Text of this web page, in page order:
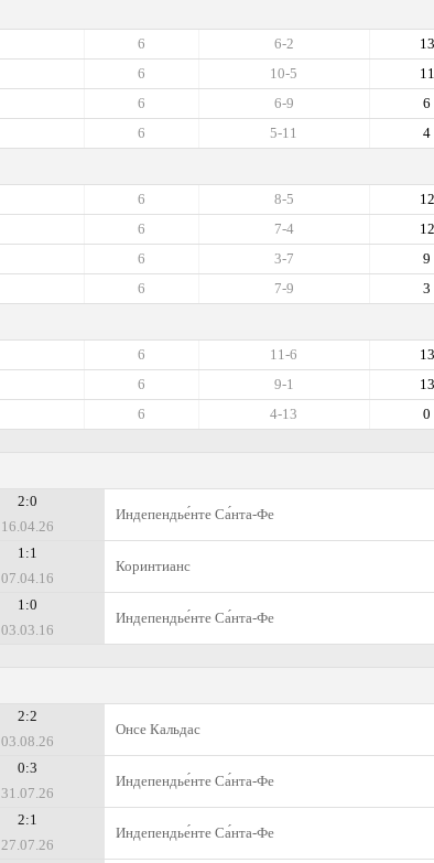
13
6-2
6
11
10-5
6
6
6-9
6
4
5-11
6
12
8-5
6
12
7-4
6
9
3-7
6
3
7-9
6
13
11-6
6
13
9-1
6
0
4-13
6
2:0
16.04.26
Индепендье́нте Са́нта-Фе
1:1
07.04.16
Коринтианс
1:0
03.03.16
Индепендье́нте Са́нта-Фе
2:2
03.08.26
Онсе Кальдас
0:3
31.07.26
Индепендье́нте Са́нта-Фе
2:1
27.07.26
Индепендье́нте Са́нта-Фе